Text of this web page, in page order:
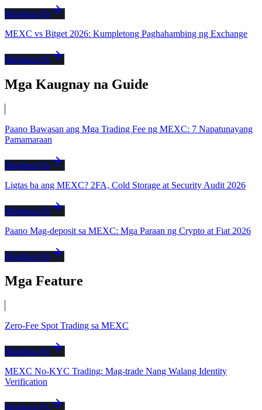
Magbasa Pa
MEXC vs Bitget 2026: Kumpletong Paghahambing ng Exchange
Magbasa Pa
Mga Kaugnay na Guide
Paano Bawasan ang Mga Trading Fee ng MEXC: 7 Napatunayang
Pamamaraan
Magbasa Pa
Ligtas ba ang MEXC? 2FA, Cold Storage at Security Audit 2026
Magbasa Pa
Paano Mag-deposit sa MEXC: Mga Paraan ng Crypto at Fiat 2026
Magbasa Pa
Mga Feature
Zero-Fee Spot Trading sa MEXC
Magbasa Pa
MEXC No-KYC Trading: Mag-trade Nang Walang Identity
Verification
Magbasa Pa